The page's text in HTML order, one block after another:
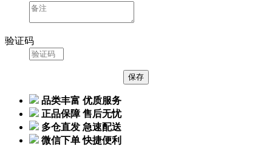
验证码
品类丰富 优质服务
正品保障 售后无忧
多仓直发 急速配送
微信下单 快捷便利